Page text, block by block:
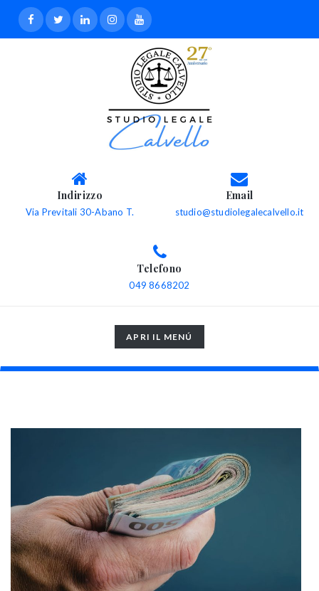
Indirizzo
Via Previtali 30-Abano T.
Email
studio@studiolegalecalvello.it
Telefono
049 8668202
TOGGLE
NAVIGATION
APRI IL MENÚ